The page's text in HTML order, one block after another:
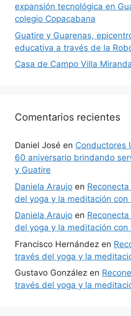
expansión tecnológica en
colegio Copacabana
Guatire y Guarenas,
educativa a través de la
Casa de Campo Villa
Comentarios recientes
Daniel José en Conductores
60 aniversario brindando
y Guatire
Daniela Araujo en
del yoga y la meditación con
Daniela Araujo en
del yoga y la meditación con
Francisco Hernández en
través del yoga y la
Gustavo González en
través del yoga y la